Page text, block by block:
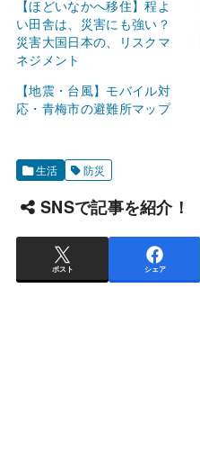
【ほどいなかへ移住】程よ
い田舎は、災害にも強い？
災害大国日本の、リスクマ
ネジメント
【地震・台風】モバイル対
応・青梅市の避難所マップ
生活 防災
SNSで記事を紹介！
ポスト シェア